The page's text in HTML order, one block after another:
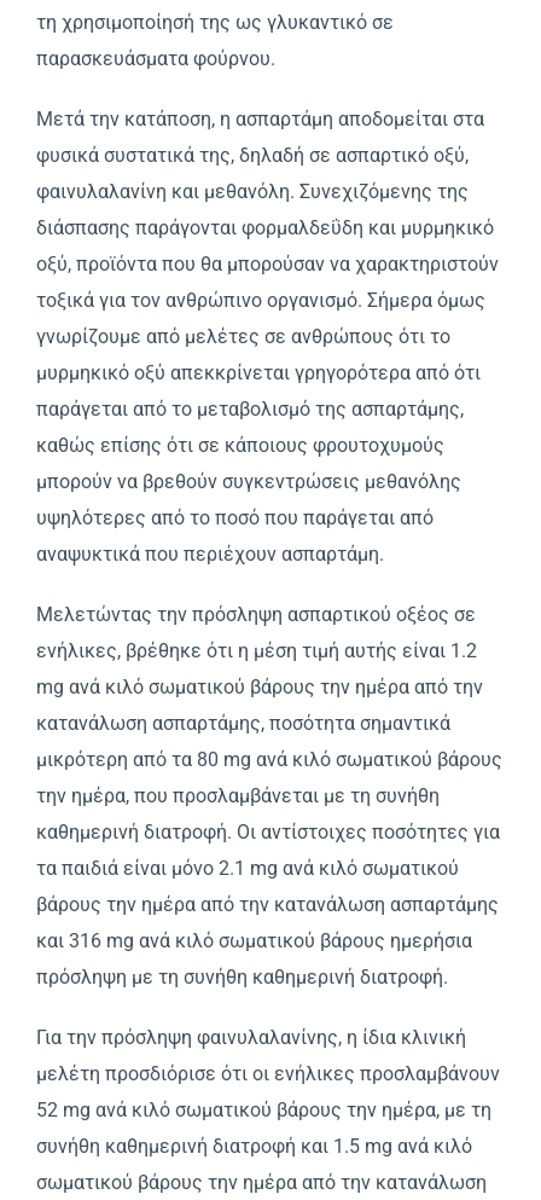
τη χρησιμοποίησή της ως γλυκαντικό σε
παρασκευάσματα φούρνου.
Μετά την κατάποση, η ασπαρτάμη αποδομείται στα
φυσικά συστατικά της, δηλαδή σε ασπαρτικό οξύ,
φαινυλαλανίνη και μεθανόλη. Συνεχιζόμενης της
διάσπασης παράγονται φορμαλδεΰδη και μυρμηκικό
οξύ, προϊόντα που θα μπορούσαν να χαρακτηριστούν
τοξικά για τον ανθρώπινο οργανισμό. Σήμερα όμως
γνωρίζουμε από μελέτες σε ανθρώπους ότι το
μυρμηκικό οξύ απεκκρίνεται γρηγορότερα από ότι
παράγεται από το μεταβολισμό της ασπαρτάμης,
καθώς επίσης ότι σε κάποιους φρουτοχυμούς
μπορούν να βρεθούν συγκεντρώσεις μεθανόλης
υψηλότερες από το ποσό που παράγεται από
αναψυκτικά που περιέχουν ασπαρτάμη.
Μελετώντας την πρόσληψη ασπαρτικού οξέος σε
ενήλικες, βρέθηκε ότι η μέση τιμή αυτής είναι 1.2
mg ανά κιλό σωματικού βάρους την ημέρα από την
κατανάλωση ασπαρτάμης, ποσότητα σημαντικά
μικρότερη από τα 80 mg ανά κιλό σωματικού βάρους
την ημέρα, που προσλαμβάνεται με τη συνήθη
καθημερινή διατροφή. Οι αντίστοιχες ποσότητες για
τα παιδιά είναι μόνο 2.1 mg ανά κιλό σωματικού
βάρους την ημέρα από την κατανάλωση ασπαρτάμης
και 316 mg ανά κιλό σωματικού βάρους ημερήσια
πρόσληψη με τη συνήθη καθημερινή διατροφή.
Για την πρόσληψη φαινυλαλανίνης, η ίδια κλινική
μελέτη προσδιόρισε ότι οι ενήλικες προσλαμβάνουν
52 mg ανά κιλό σωματικού βάρους την ημέρα, με τη
συνήθη καθημερινή διατροφή και 1.5 mg ανά κιλό
σωματικού βάρους την ημέρα από την κατανάλωση